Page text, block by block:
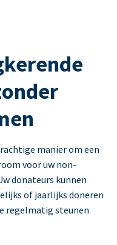
manier om een
voor uw non-
donateurs kunnen
of jaarlijks doneren
regelmatig steunen